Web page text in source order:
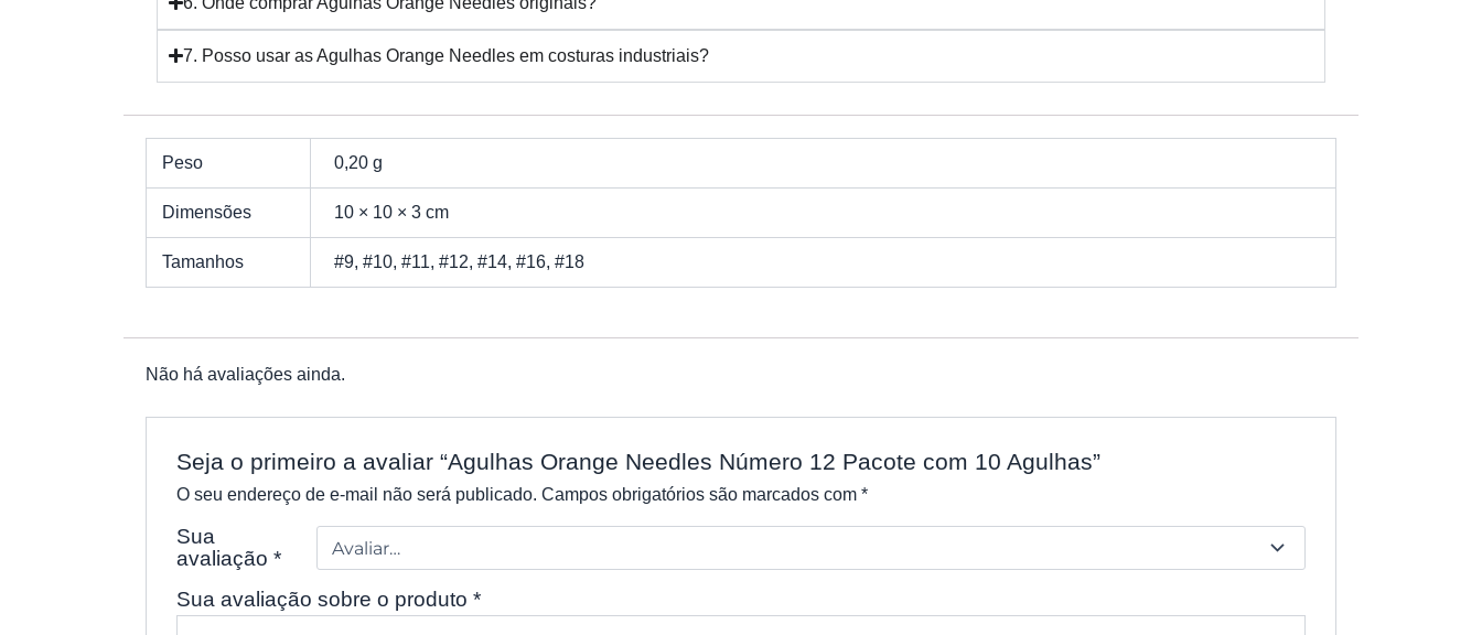
7. Posso usar as Agulhas Orange Needles em costuras industriais?
Peso 0,20 g
Dimensões 10 × 10 × 3 cm
Tamanhos #9, #10, #11, #12, #14, #16, #18
Não há avaliações ainda.
Seja o primeiro a avaliar “Agulhas Orange Needles Número 12 Pacote com 10 Agulhas”
O seu endereço de e-mail não será publicado. Campos obrigatórios são marcados com *
Sua
avaliação *
Sua avaliação sobre o produto *